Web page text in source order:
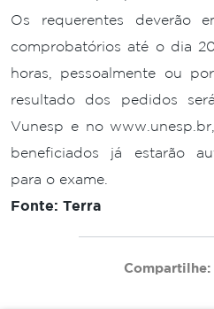
Os requerentes deverão
comprobatórios até o dia
horas, pessoalmente ou
resultado dos pedidos
Vunesp e no
beneficiados já estarão
para o exame.
Fonte: Terra
Compartilhe: